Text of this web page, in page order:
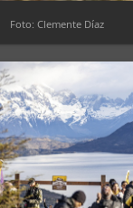
Foto: Clemente Díaz